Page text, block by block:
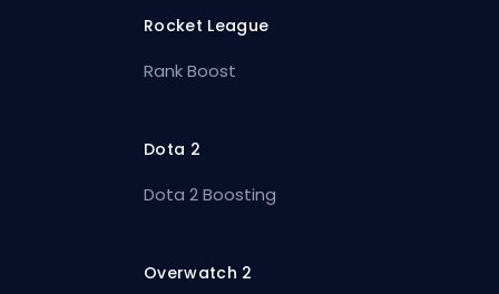
Rocket League
Rank Boost
Dota 2
Dota 2 Boosting
Overwatch 2